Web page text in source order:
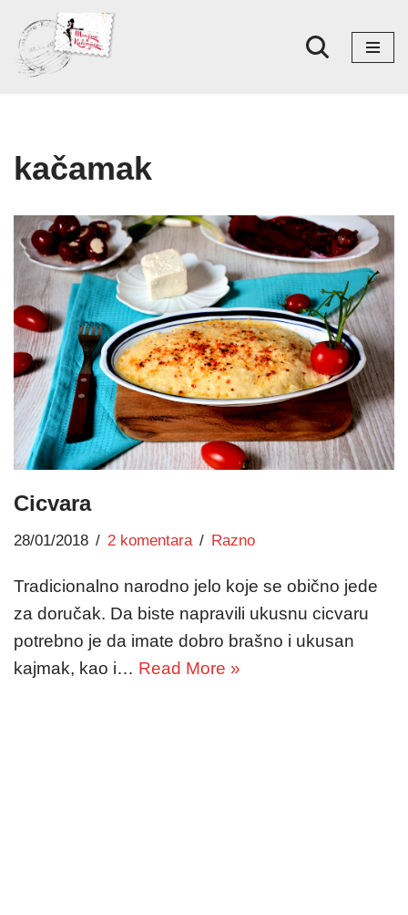
Skoči
na
kačamak
Cicvara
28/01/2018 2 komentara Razno
Tradicionalno narodno jelo koje se obično jede
za doručak. Da biste napravili ukusnu cicvaru
potrebno je da imate dobro brašno i ukusan
kajmak, kao i… Read More »